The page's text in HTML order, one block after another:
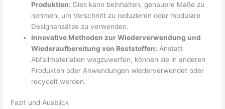
Produktion: Dies kann beinhalten, genauere Maße zu
nehmen, um Verschnitt zu reduzieren oder modulare
Designansätze zu verwenden.
Innovative Methoden zur Wiederverwendung und
Wiederaufbereitung von Reststoffen: Anstatt
Abfallmaterialien wegzuwerfen, können sie in anderen
Produkten oder Anwendungen wiederverwendet oder
recycelt werden.
Fazit und Ausblick